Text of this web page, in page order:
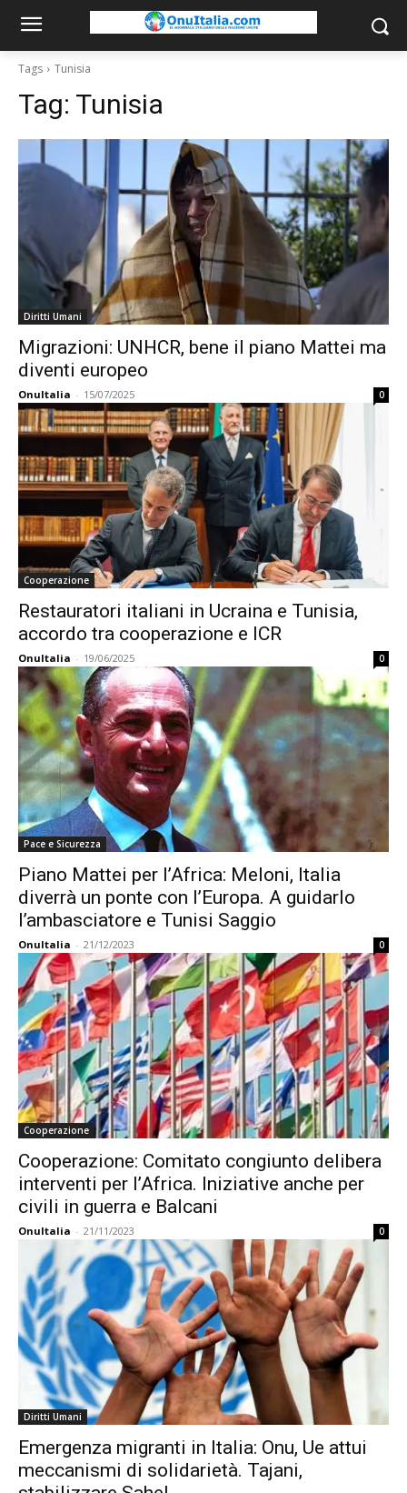
Tags Tunisia
Tag: Tunisia
Diritti Umani
Migrazioni: UNHCR, bene il piano Mattei ma
diventi europeo
OnuItalia - 15/07/2025 0
Cooperazione
Restauratori italiani in Ucraina e Tunisia,
accordo tra cooperazione e ICR
OnuItalia - 19/06/2025 0
Pace e Sicurezza
Piano Mattei per l’Africa: Meloni, Italia
diverrà un ponte con l’Europa. A guidarlo
l’ambasciatore e Tunisi Saggio
OnuItalia - 21/12/2023 0
Cooperazione
Cooperazione: Comitato congiunto delibera
interventi per l’Africa. Iniziative anche per
civili in guerra e Balcani
OnuItalia - 21/11/2023 0
Diritti Umani
Emergenza migranti in Italia: Onu, Ue attui
meccanismi di solidarietà. Tajani,